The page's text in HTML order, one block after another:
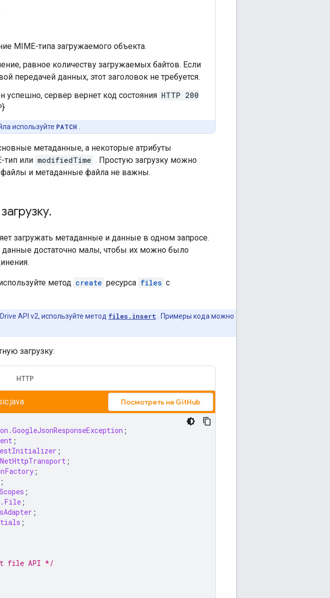
MIME-типа загружаемого объекта.
равное количеству загружаемых байтов. Если
передачей данных, этот заголовок не требуется.
успешно, сервер вернет код состояния HTTP 200
используйте PATCH
метаданные, а некоторые атрибуты
тип или modifiedTime . Простую загрузку можно
файлы и метаданные файла не важны.
.
загружать метаданные и данные в одном запросе.
данные достаточно малы, чтобы их можно было
метод create ресурса files с
API v2, используйте метод files.insert . Примеры кода можно
загрузку:
HTTP
Посмотреть на GitHub
;
;
;
;
;
;
;
;
;
;
file API */